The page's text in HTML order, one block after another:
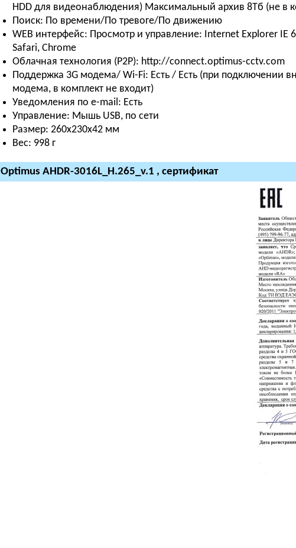
HDD для видеонаблюдения) Максимальный архив 8Tб (не в
Поиск: По времени/По тревоге/По движению
WEB интерфейс: Просмотр и управление: Internet Explorer IE
Safari, Chrome
Облачная технология (P2P): http://connect.optimus-cctv.com
Поддержка 3G модема/ Wi-Fi: Есть / Есть (при подключении
модема, в комплект не входит)
Уведомления по e-mail: Есть
Управление: Мышь USB, по сети
Размер: 260x230x42 мм
Вес: 998 г
Optimus AHDR-3016L_H.265_v.1 , сертификат